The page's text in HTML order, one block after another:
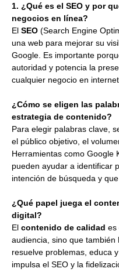
1. ¿Qué es el SEO y por
negocios en línea?
El SEO (Search Engine
una web para mejorar su
Google. Es importante
autoridad y potencia la
cualquier negocio en internet
¿Cómo se eligen las
estrategia de contenido?
Para elegir palabras clave,
el público objetivo, el
Herramientas como Google
pueden ayudar a identificar
intención de búsqueda y
¿Qué papel juega el
digital?
El contenido de calidad es
audiencia, sino que
resuelve problemas, educa
impulsa el SEO y la